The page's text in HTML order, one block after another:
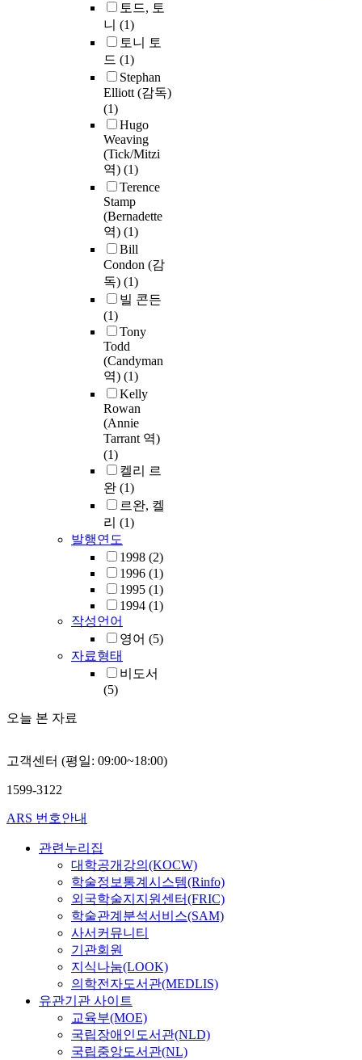
토드, 토
니 (1)
토니 토
드 (1)
Stephan
Elliott (감독)
(1)
Hugo
Weaving
(Tick/Mitzi
역) (1)
Terence
Stamp
(Bernadette
역) (1)
Bill
Condon (감
독) (1)
빌 콘든
(1)
Tony
Todd
(Candyman
역) (1)
Kelly
Rowan
(Annie
Tarrant 역)
(1)
켈리 르
완 (1)
르완, 켈
리 (1)
발행연도
1998 (2)
1996 (1)
1995 (1)
1994 (1)
작성언어
영어 (5)
자료형태
비도서
(5)
오늘 본 자료
고객센터 (평일: 09:00~18:00)
1599-3122
ARS 번호안내
관련누리집
대학공개강의(KOCW)
학술정보통계시스템(Rinfo)
외국학술지지원센터(FRIC)
학술관계분석서비스(SAM)
사서커뮤니티
기관회원
지식나눔(LOOK)
의학전자도서관(MEDLIS)
유관기관 사이트
교육부(MOE)
국립장애인도서관(NLD)
국립중앙도서관(NL)